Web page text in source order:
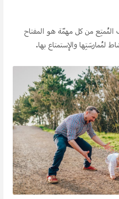
المُمتِع من كل مهمّة هو المفتاح
لمُمارسَتِها والإستمتاع بها.